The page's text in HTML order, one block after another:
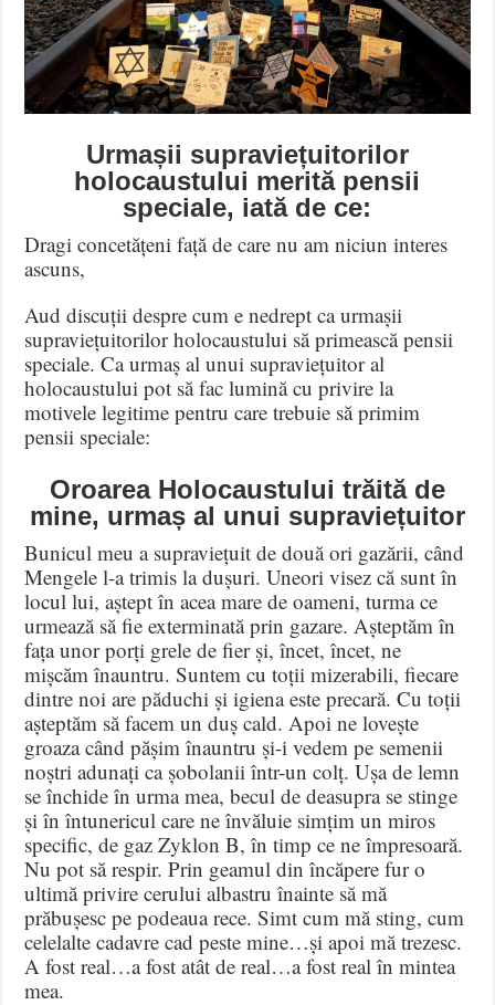
Urmașii supraviețuitorilor
holocaustului merită pensii
speciale, iată de ce:
Dragi concetățeni față de care nu am niciun interes
ascuns,
Aud discuții despre cum e nedrept ca urmașii
supraviețuitorilor holocaustului să primească pensii
speciale. Ca urmaș al unui supraviețuitor al
holocaustului pot să fac lumină cu privire la
motivele legitime pentru care trebuie să primim
pensii speciale:
Oroarea Holocaustului trăită de
mine, urmaș al unui supraviețuitor
Bunicul meu a supraviețuit de două ori gazării, când
Mengele l-a trimis la dușuri. Uneori visez că sunt în
locul lui, aștept în acea mare de oameni, turma ce
urmează să fie exterminată prin gazare. Așteptăm în
fața unor porți grele de fier și, încet, încet, ne
mișcăm înauntru. Suntem cu toții mizerabili, fiecare
dintre noi are păduchi și igiena este precară. Cu toții
așteptăm să facem un duș cald. Apoi ne lovește
groaza când pășim înauntru și-i vedem pe semenii
noștri adunați ca șobolanii într-un colț. Ușa de lemn
se închide în urma mea, becul de deasupra se stinge
și în întunericul care ne învăluie simțim un miros
specific, de gaz Zyklon B, în timp ce ne împresoară.
Nu pot să respir. Prin geamul din încăpere fur o
ultimă privire cerului albastru înainte să mă
prăbușesc pe podeaua rece. Simt cum mă sting, cum
celelalte cadavre cad peste mine…și apoi mă trezesc.
A fost real…a fost atât de real…a fost real în mintea
mea.